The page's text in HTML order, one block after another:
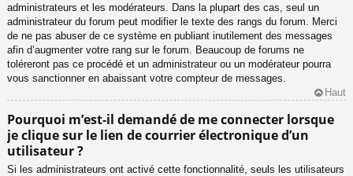
administrateurs et les modérateurs. Dans la plupart des cas, seul un
administrateur du forum peut modifier le texte des rangs du forum. Merci
de ne pas abuser de ce système en publiant inutilement des messages
afin d’augmenter votre rang sur le forum. Beaucoup de forums ne
toléreront pas ce procédé et un administrateur ou un modérateur pourra
vous sanctionner en abaissant votre compteur de messages.
Haut
Pourquoi m’est-il demandé de me connecter lorsque
je clique sur le lien de courrier électronique d’un
utilisateur ?
Si les administrateurs ont activé cette fonctionnalité, seuls les utilisateurs